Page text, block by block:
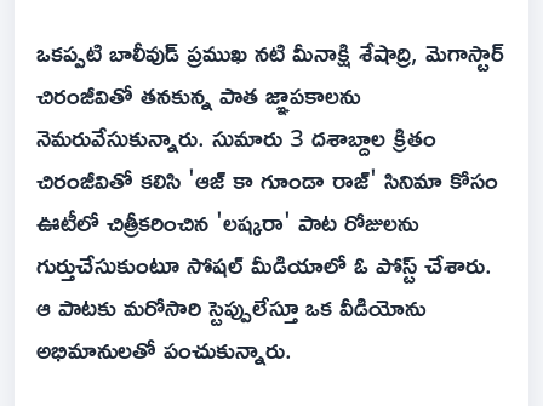
ఒకప్పటి బాలీవుడ్ ప్రముఖ నటి మీనాక్షి శేషాద్రి, మెగాస్టార్
చిరంజీవితో తనకున్న పాత జ్ఞాపకాలను
నెమరువేసుకున్నారు. సుమారు 3 దశాబ్దాల క్రితం
చిరంజీవితో కలిసి 'ఆజ్ కా గూండా రాజ్' సినిమా కోసం
ఊటీలో చిత్రీకరించిన 'లష్కరా' పాట రోజులను
గుర్తుచేసుకుంటూ సోషల్ మీడియాలో ఓ పోస్ట్ చేశారు.
ఆ పాటకు మరోసారి స్టెప్పులేస్తూ ఒక వీడియోను
అభిమానులతో పంచుకున్నారు.